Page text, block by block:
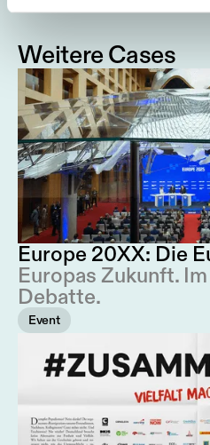
Weitere Cases
Europe 20XX: Die
Europas Zukunft.
Debatte.
Event